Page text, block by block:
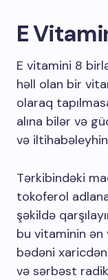
E
E vitamini 8
həll olan bir
olaraq
alına bilər və
və
Tərkibindəki
tokoferol
şəkildə
bu vitaminin
bədəni
və sərbəst